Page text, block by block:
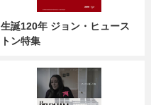
生誕120年 ジョン・ヒュース
トン特集